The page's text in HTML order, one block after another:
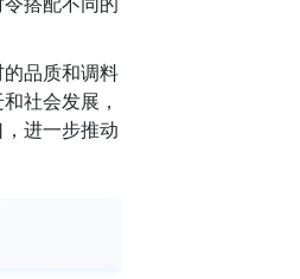
品质和调料
社会发展，
进一步推动